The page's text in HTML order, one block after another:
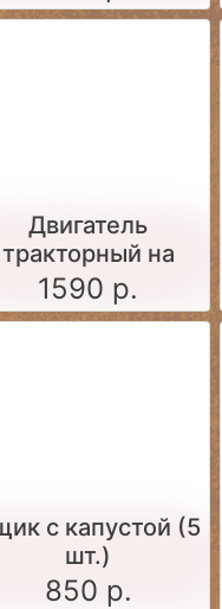
Двигатель
тракторный на
поддоне (серый)
1590 р.
c капустой (5
шт.)
850 р.